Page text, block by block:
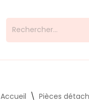
Accueil \ Pièces